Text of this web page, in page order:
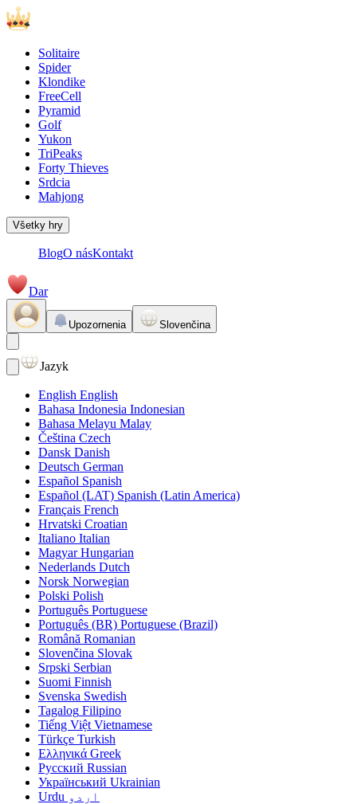
Solitaire
Spider
Klondike
FreeCell
Pyramid
Golf
Yukon
TriPeaks
Forty Thieves
Srdcia
Mahjong
Všetky hry
BlogO násKontakt
Dar
Upozornenia Slovenčina
Jazyk
English English
Bahasa Indonesia Indonesian
Bahasa Melayu Malay
Čeština Czech
Dansk Danish
Deutsch German
Español Spanish
Español (LAT) Spanish (Latin America)
Français French
Hrvatski Croatian
Italiano Italian
Magyar Hungarian
Nederlands Dutch
Norsk Norwegian
Polski Polish
Português Portuguese
Português (BR) Portuguese (Brazil)
Română Romanian
Slovenčina Slovak
Srpski Serbian
Suomi Finnish
Svenska Swedish
Tagalog Filipino
Tiếng Việt Vietnamese
Türkçe Turkish
Ελληνικά Greek
Русский Russian
Український Ukrainian
اردو Urdu